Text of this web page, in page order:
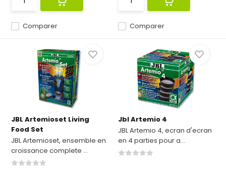
Comparer Comparer
JBL Artemioset Living
Food Set
JBL Artemioset, ensemble en
croissance complete ...
Jbl Artemio 4
JBL Artemio 4, ecran d'ecran
en 4 parties pour a...